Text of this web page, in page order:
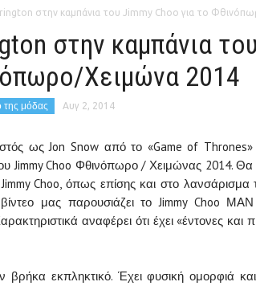
στην καμπάνια του Jimmy Choo για το
στην καμπάνια
Χειμώνα 2014
μόδας Αυγ 2, 2014
ως Jon Snow από το «Game of Thrones»
Jimmy Choo Φθινόπωρο / Χειμώνας 2014. Θα
Jimmy Choo,όπως επίσης και στο λανσάρισμα
μας παρουσιάζει τοJimmy Choo ΜΑΝ
αναφέρει ότι έχει «έντονες και
βρήκα εκπληκτικό. Έχει φυσική ομορφιά